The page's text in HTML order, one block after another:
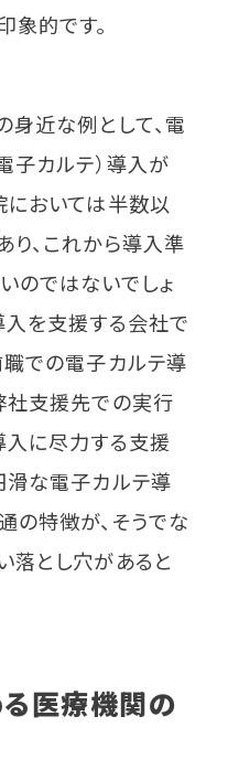
的です。
近な例として、電
子カルテ）導入が
においては半数以
、これから導入準
のではないでしょ
入を支援する会社で
職での電子カルテ導
社支援先での実行
入に尽力する支援
滑な電子カルテ導
の特徴が、そうでな
落とし穴があると
医療機関の